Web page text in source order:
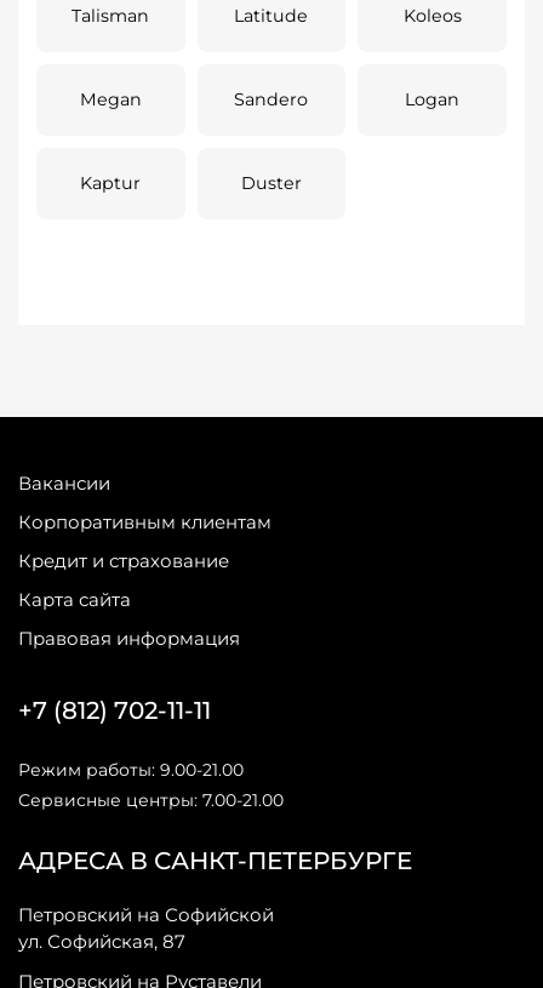
Talisman Latitude Koleos
Megan Sandero Logan
Kaptur Duster
Вакансии
Корпоративным клиентам
Кредит и страхование
Карта сайта
Правовая информация
АДРЕСА В САНКТ-ПЕТЕРБУРГЕ
Петровский на Софийской
ул. Софийская, 87
Петровский на Руставели
+7 (812) 702-11-11
Режим работы: 9.00-21.00
Сервисные центры: 7.00-21.00